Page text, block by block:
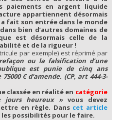
paiements en argent liquide
appartiennent désormais
fait son entrée dans le monde
bien d’autres domaines de
est désormais celle de la
et de la rigueur !
par exemple) est réprimé par
ou la falsification d’une
est punie de cinq ans
€ d’amende. (CP, art 444-3-
classée en réalité en catégorie
jours heureux »vous devez
en règle. Dans cet article
possibilités pour le faire.